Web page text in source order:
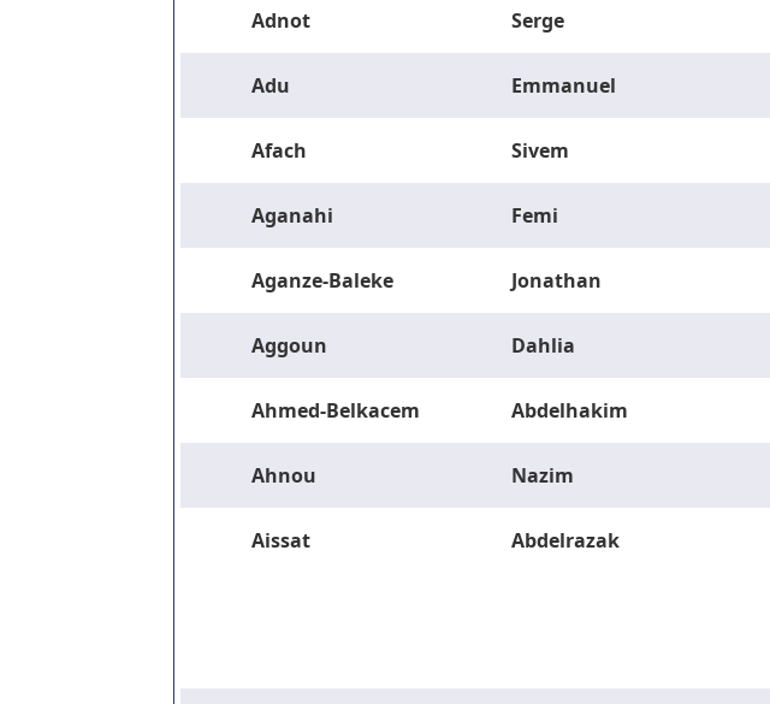
Adnot Serge
Adu Emmanuel
Afach Sivem
Aganahi Femi
Aganze-Baleke Jonathan
Aggoun Dahlia
Ahmed-Belkacem Abdelhakim
Ahnou Nazim
Aissat Abdelrazak